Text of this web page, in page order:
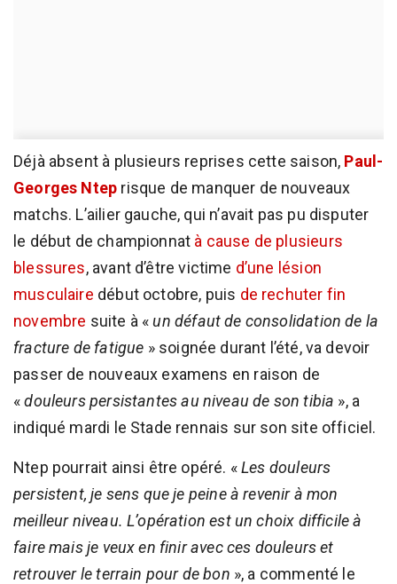
Déjà absent à plusieurs reprises cette saison, Paul-
Georges Ntep risque de manquer de nouveaux
matchs. L’ailier gauche, qui n’avait pas pu disputer
le début de championnat à cause de plusieurs
blessures, avant d’être victime d’une lésion
musculaire début octobre, puis de rechuter fin
novembre suite à «un défaut de consolidation de la
fracture de fatigue » soignée durant l’été, va devoir
passer de nouveaux examens en raison de
«douleurs persistantes au niveau de son tibia », a
indiqué mardi le Stade rennais sur son site officiel.
Ntep pourrait ainsi être opéré. «Les douleurs
persistent, je sens que je peine à revenir à mon
meilleur niveau. L’opération est un choix difficile à
faire mais je veux en finir avec ces douleurs et
retrouver le terrain pour de bon », a commenté le